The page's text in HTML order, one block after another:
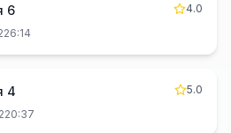
6
4.0
4
5.0